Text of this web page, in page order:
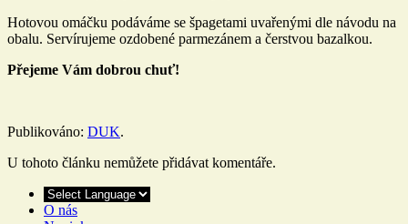
Hotovou omáčku podáváme se špagetami uvařenými dle návodu na
obalu. Servírujeme ozdobené parmezánem a čerstvou bazalkou.
Přejeme Vám dobrou chuť!
Publikováno: DUK.
U tohoto článku nemůžete přidávat komentáře.
O nás